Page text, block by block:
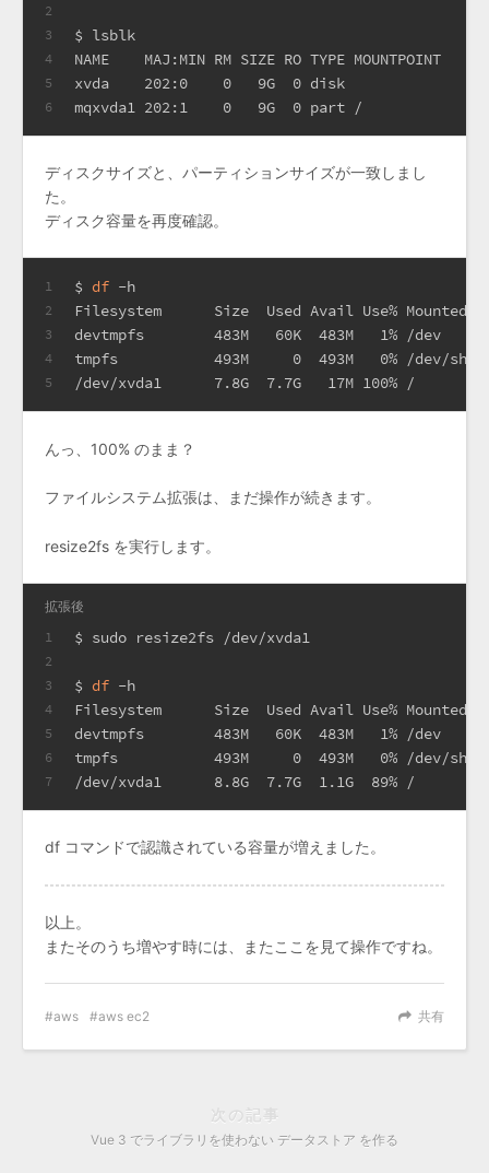
2
3
4
5
6
$ lsblk
NAME    MAJ:MIN RM SIZE RO TYPE MOUNTPOINT
xvda    202:0    0   9G  0 disk
mqxvda1 202:1    0   9G  0 part /
ディスクサイズと、パーティションサイズが一致しまし
た。
ディスク容量を再度確認。
1
2
3
4
5
$ df -h
Filesystem      Size  Used Avail Use% Mounted
devtmpfs        483M   60K  483M   1% /dev
tmpfs           493M     0  493M   0% /dev/shm
/dev/xvda1      7.8G  7.7G   17M 100% /
んっ、100% のまま？
ファイルシステム拡張は、まだ操作が続きます。
resize2fs を実行します。
拡張後
1
2
3
4
5
6
7
$ sudo resize2fs /dev/xvda1
$ df -h
Filesystem      Size  Used Avail Use% Mounted
devtmpfs        483M   60K  483M   1% /dev
tmpfs           493M     0  493M   0% /dev/shm
/dev/xvda1      8.8G  7.7G  1.1G  89% /
df コマンドで認識されている容量が増えました。
以上。
またそのうち増やす時には、またここを見て操作ですね。
共有
aws aws ec2
次の記事
Vue 3 でライブラリを使わない データストア を作る